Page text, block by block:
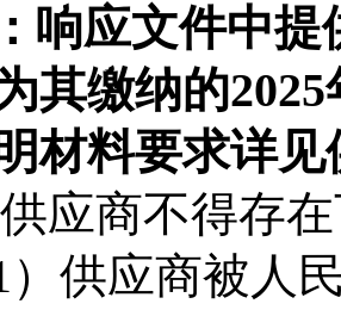
响应文件中
其缴纳的2025
材料要求详
供应商不得存
）供应商被人